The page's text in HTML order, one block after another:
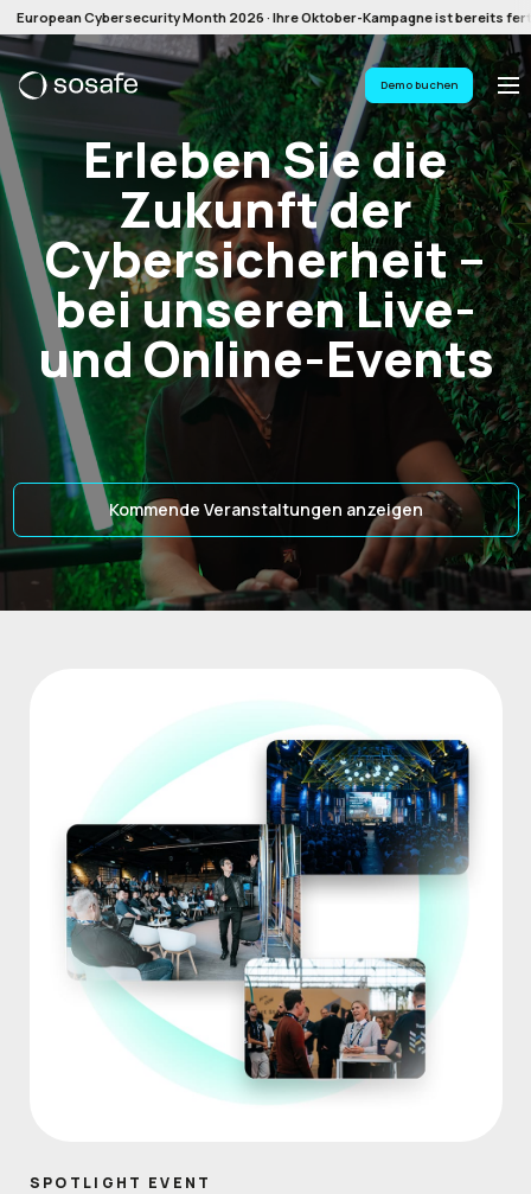
European Cybersecurity Month 2026 · Ihre Oktober-Kampagne ist bereits
Demo buchen
Erleben Sie die
Zukunft der
Cybersicherheit –
bei unseren Live-
und Online-Events
Kommende Veranstaltungen anzeigen
SPOTLIGHT EVENT